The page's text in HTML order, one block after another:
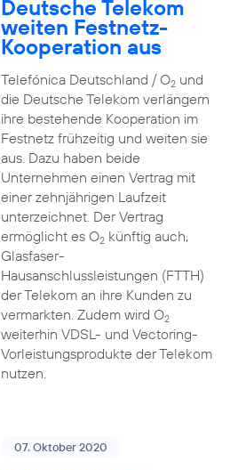
Deutsche Telekom
weiten Festnetz-
Kooperation aus
Telefónica Deutschland / O2und
die Deutsche Telekom verlängern
ihre bestehende Kooperation im
Festnetz frühzeitig und weiten sie
aus. Dazu haben beide
Unternehmen einen Vertrag mit
einer zehnjährigen Laufzeit
unterzeichnet. Der Vertrag
ermöglicht es O2künftig auch,
Glasfaser-
Hausanschlussleistungen (FTTH)
der Telekom an ihre Kunden zu
vermarkten. Zudem wird O2
weiterhin VDSL- und Vectoring-
Vorleistungsprodukte der Telekom
nutzen.
07. Oktober 2020